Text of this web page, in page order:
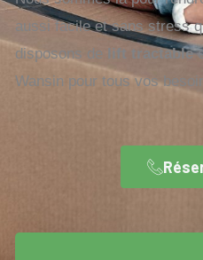
aussi facile et sans stress
disposons de
lift tractable
Wansin pour tous vos